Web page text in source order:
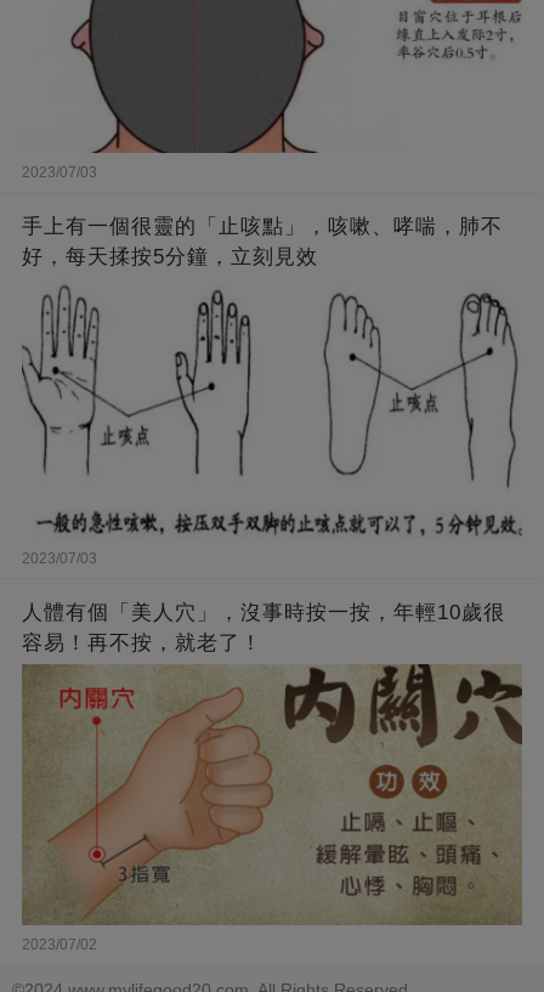
2023/07/03
手上有一個很靈的「止咳點」，咳嗽、哮喘，肺不
好，每天揉按5分鐘，立刻見效
2023/07/03
人體有個「美人穴」，沒事時按一按，年輕10歲很
容易！再不按，就老了！
2023/07/02